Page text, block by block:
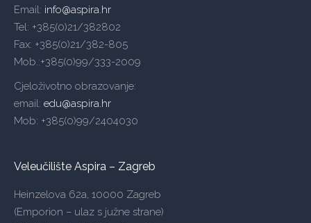
Email: info@aspira.hr
Tel: +385(0)21/382802
Fax: +385(0)21/382-805
Mob.:+385(0)99/333-2009
Cjeloživotno obrazovanje:
email: edu@aspira.hr
Mob: +385(0)99/2404030
Veleučilište Aspira – Zagreb
Heinzelova 62a, 10000 Zagreb
(Emporion – ulaz s južne strane)